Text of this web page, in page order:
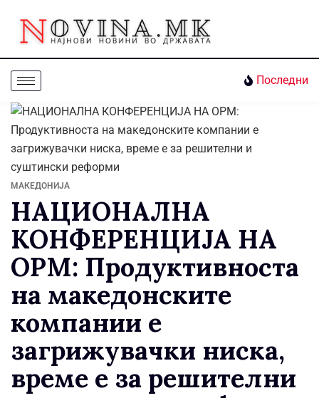
Последни
МАКЕДОНИЈА
НАЦИОНАЛНА
КОНФЕРЕНЦИЈА НА
ОРМ: Продуктивноста
на македонските
компании е
загрижувачки ниска,
време е за решителни